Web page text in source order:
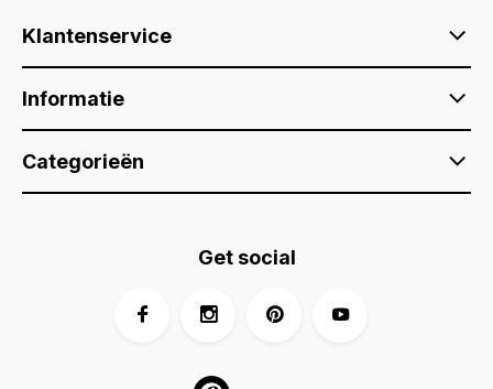
Klantenservice
Informatie
Categorieën
Get social